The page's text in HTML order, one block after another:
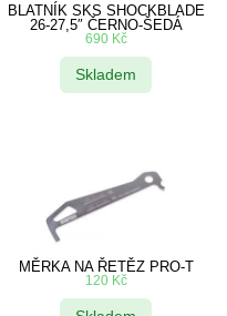
BLATNÍK SKS SHOCKBLADE
26-27,5″ ČERNO-ŠEDÁ
690 Kč
Skladem
MĚRKA NA ŘETĚZ PRO-T
120 Kč